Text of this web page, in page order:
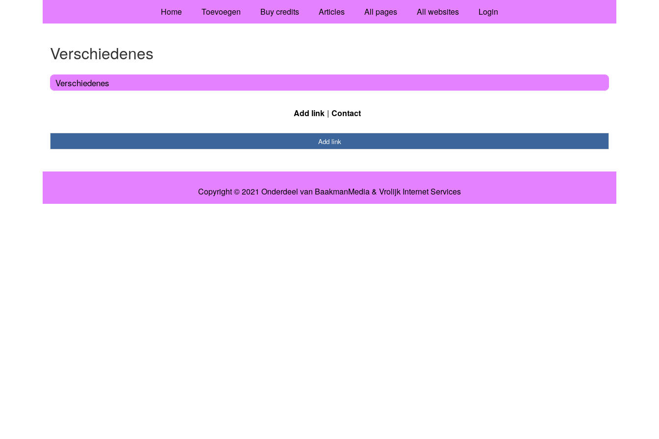
Home Toevoegen Buy credits Articles All pages All websites Login
Verschiedenes
Verschiedenes
Add link Contact
Add link
Copyright © 2021 Onderdeel van BaakmanMedia& Vrolijk Internet Services